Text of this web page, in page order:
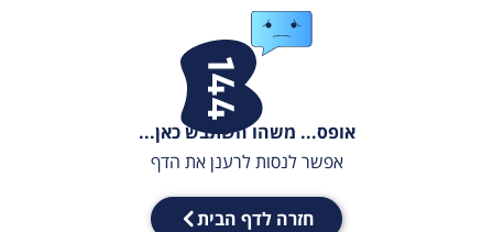
אופס... משהו השתבש כאן...
אפשר לנסות לרענן את הדף
חזרה לדף הבית